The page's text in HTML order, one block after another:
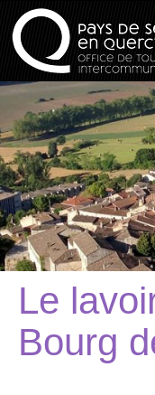
Le
Bourg